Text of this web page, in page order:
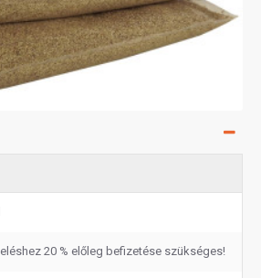
20 % előleg befizetése szükséges!